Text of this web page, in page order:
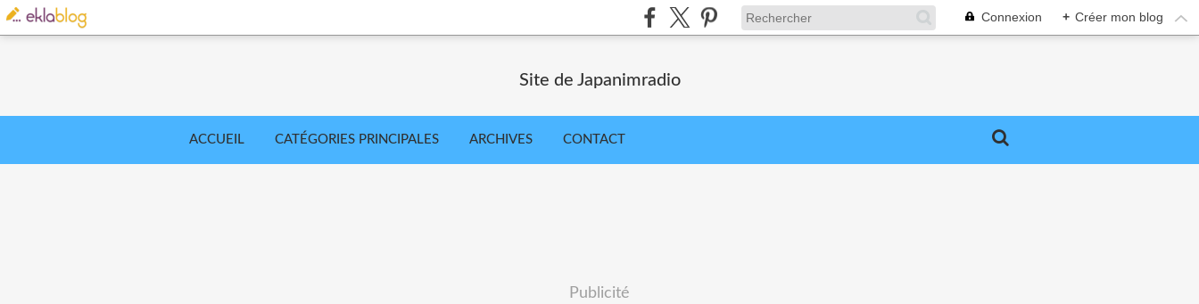
Connexion + Créer mon blog
Site de Japanimradio
ACCUEIL CATÉGORIES PRINCIPALES ARCHIVES CONTACT
Publicité